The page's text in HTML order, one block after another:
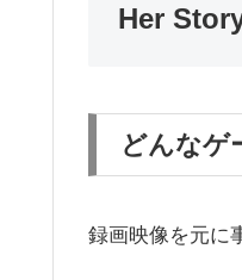
Her
どんなゲ
録画映像を元に